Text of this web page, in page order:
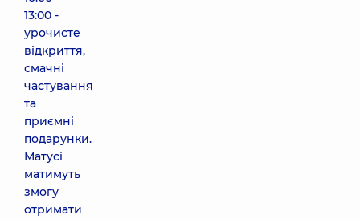
13:00 -
урочисте
відкриття,
смачні
частування
та
приємні
подарунки.
Матусі
матимуть
змогу
отримати